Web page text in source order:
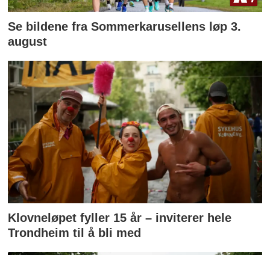
Se bildene fra Sommerkarusellens løp 3.
august
Klovneløpet fyller 15 år – inviterer hele
Trondheim til å bli med